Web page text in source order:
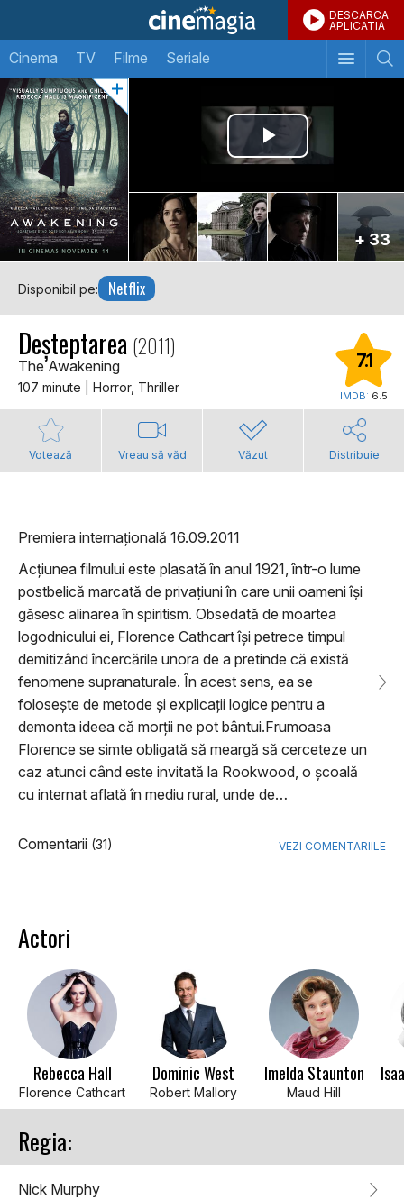
DESCARCA
APLICATIA
Cinema TV Filme Seriale
+ 33
Disponibil pe: Netflix
Deșteptarea (2011)
The Awakening
107 minute | Horror, Thriller
7.1
IMDB: 6.5
Votează Vreau să văd Văzut Distribuie
Premiera internațională 16.09.2011
Acțiunea filmului este plasată în anul 1921, într-o lume
postbelică marcată de privațiuni în care unii oameni își
găsesc alinarea în spiritism. Obsedată de moartea
logodnicului ei, Florence Cathcart își petrece timpul
demitizând încercările unora de a pretinde că există
fenomene supranaturale. În acest sens, ea se
folosește de metode și explicații logice pentru a
demonta ideea că morții ne pot bântui.Frumoasa
Florence se simte obligată să meargă să cerceteze un
caz atunci când este invitată la Rookwood, o școală
cu internat aflată în mediu rural, unde de…
Comentarii (31) VEZI COMENTARIILE
Actori
Rebecca Hall
Florence Cathcart
Dominic West
Robert Mallory
Imelda Staunton
Maud Hill
Regia:
Nick Murphy